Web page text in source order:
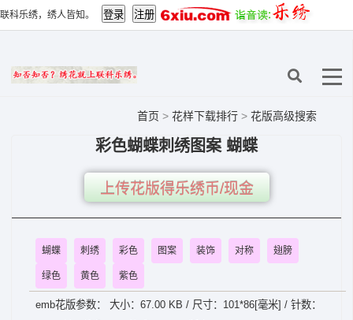
联科乐绣，绣人皆知。
首页 > 花样下载排行 > 花版高级搜索
彩色蝴蝶刺绣图案 蝴蝶
上传花版得乐绣币/现金
蝴蝶 刺绣 彩色 图案 装饰 对称 翅膀
绿色 黄色 紫色
emb花版参数： 大小：67.00 KB / 尺寸：101*86[毫米] / 针数：